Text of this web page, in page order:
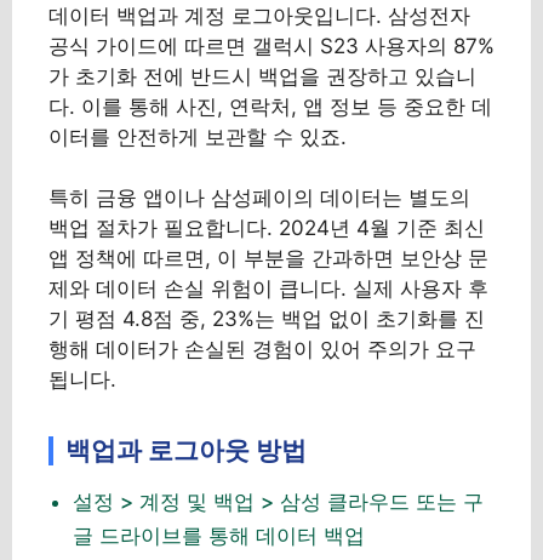
데이터 백업과 계정 로그아웃입니다. 삼성전자
공식 가이드에 따르면 갤럭시 S23 사용자의 87%
가 초기화 전에 반드시 백업을 권장하고 있습니
다. 이를 통해 사진, 연락처, 앱 정보 등 중요한 데
이터를 안전하게 보관할 수 있죠.
특히 금융 앱이나 삼성페이의 데이터는 별도의
백업 절차가 필요합니다. 2024년 4월 기준 최신
앱 정책에 따르면, 이 부분을 간과하면 보안상 문
제와 데이터 손실 위험이 큽니다. 실제 사용자 후
기 평점 4.8점 중, 23%는 백업 없이 초기화를 진
행해 데이터가 손실된 경험이 있어 주의가 요구
됩니다.
백업과 로그아웃 방법
설정 > 계정 및 백업 > 삼성 클라우드 또는 구
글 드라이브를 통해 데이터 백업